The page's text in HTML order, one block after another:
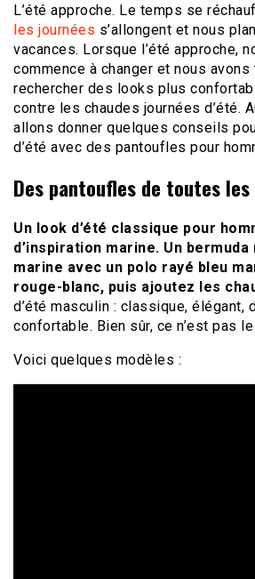
L’été approche. Le temps se
les journées s’allongent et nous
vacances. Lorsque l’été approche,
commence à changer et nous avons
rechercher des looks plus
contre les chaudes journées d’été.
allons donner quelques conseils
d’été avec des pantoufles pour
Des pantoufles de toutes
Un look d’été classique pour
d’inspiration marine. Un
marine avec un polo rayé bleu
rouge-blanc, puis ajoutez les
d’été masculin : classique, élégant,
confortable. Bien sûr, ce n’est pas
Voici quelques modèles :